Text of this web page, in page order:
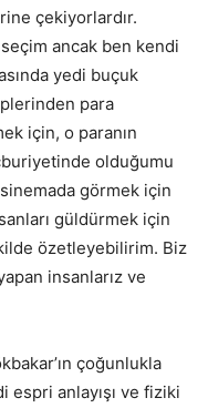
çekiyorlardır.
ancak ben kendi
yedi buçuk
para
için, o paranın
olduğumu
görmek için
güldürmek için
özetleyebilirim. Biz
insanlarız ve
çoğunlukla
espri anlayışı ve fiziki